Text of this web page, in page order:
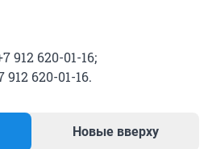
912 620-01-16;
620-01-16.
Новые вверху